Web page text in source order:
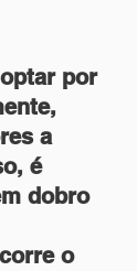
por
a
é
dobro
o